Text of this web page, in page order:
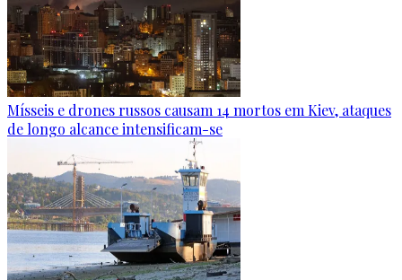
Mísseis e drones russos causam 14 mortos em Kiev, ataques
de longo alcance intensificam-se